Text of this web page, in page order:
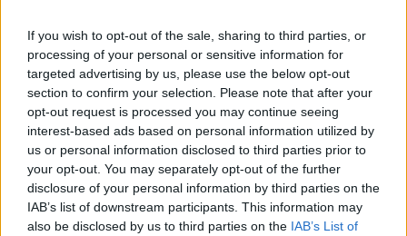
If you wish to opt-out of the sale, sharing to third parties, or
processing of your personal or sensitive information for
targeted advertising by us, please use the below opt-out
section to confirm your selection. Please note that after your
opt-out request is processed you may continue seeing
interest-based ads based on personal information utilized by
us or personal information disclosed to third parties prior to
your opt-out. You may separately opt-out of the further
disclosure of your personal information by third parties on the
IAB’s list of downstream participants. This information may
also be disclosed by us to third parties on the IAB’s List of
Hasznos
Impresszum
Szerzői jogok
Adatvédelmi tájékoztató
Cookie-kezelési tájékoztató